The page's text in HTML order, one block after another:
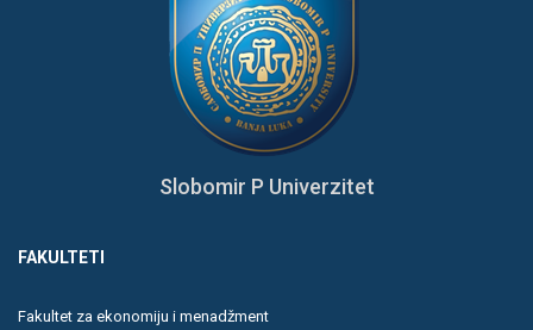
Slobomir P Univerzitet
FAKULTETI
Fakultet za ekonomiju i menadžment